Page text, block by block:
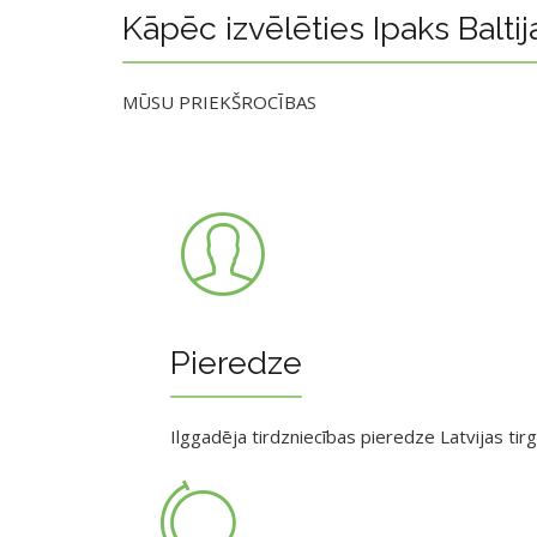
Kāpēc izvēlēties Ipaks
MŪSU PRIEKŠROCĪBAS
Pieredze
Ilggadēja tirdzniecības pieredze Latvijas